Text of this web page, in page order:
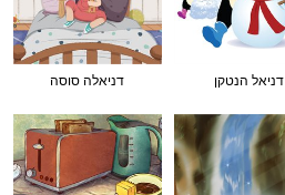
דניאל הנטקן דניאלה סוסה